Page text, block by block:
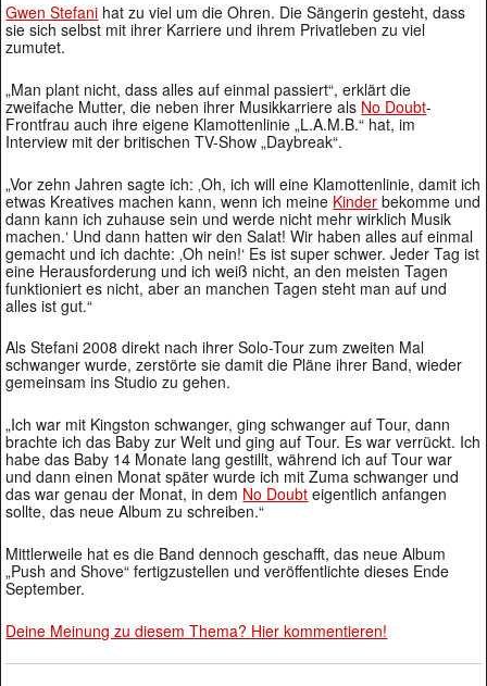
Gwen Stefani hat zu viel um die Ohren. Die Sängerin gesteht, dass
sie sich selbst mit ihrer Karriere und ihrem Privatleben zu viel
zumutet.
„Man plant nicht, dass alles auf einmal passiert“, erklärt die
zweifache Mutter, die neben ihrer Musikkarriere als No Doubt-
Frontfrau auch ihre eigene Klamottenlinie „L.A.M.B.“ hat, im
Interview mit der britischen TV-Show „Daybreak“.
„Vor zehn Jahren sagte ich: ‚Oh, ich will eine Klamottenlinie, damit ich
etwas Kreatives machen kann, wenn ich meine Kinder bekomme und
dann kann ich zuhause sein und werde nicht mehr wirklich Musik
machen.‘ Und dann hatten wir den Salat! Wir haben alles auf einmal
gemacht und ich dachte: ‚Oh nein!‘ Es ist super schwer. Jeder Tag ist
eine Herausforderung und ich weiß nicht, an den meisten Tagen
funktioniert es nicht, aber an manchen Tagen steht man auf und
alles ist gut.“
Als Stefani 2008 direkt nach ihrer Solo-Tour zum zweiten Mal
schwanger wurde, zerstörte sie damit die Pläne ihrer Band, wieder
gemeinsam ins Studio zu gehen.
„Ich war mit Kingston schwanger, ging schwanger auf Tour, dann
brachte ich das Baby zur Welt und ging auf Tour. Es war verrückt. Ich
habe das Baby 14 Monate lang gestillt, während ich auf Tour war
und dann einen Monat später wurde ich mit Zuma schwanger und
das war genau der Monat, in dem No Doubt eigentlich anfangen
sollte, das neue Album zu schreiben.“
Mittlerweile hat es die Band dennoch geschafft, das neue Album
„Push and Shove“ fertigzustellen und veröffentlichte dieses Ende
September.
Deine Meinung zu diesem Thema? Hier kommentieren!